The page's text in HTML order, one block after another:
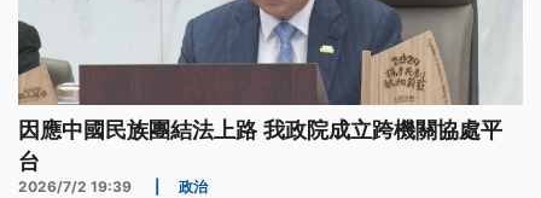
因應中國民族團結法上路 我政院成立跨機關協處平
台
2026/7/2 19:39 政治